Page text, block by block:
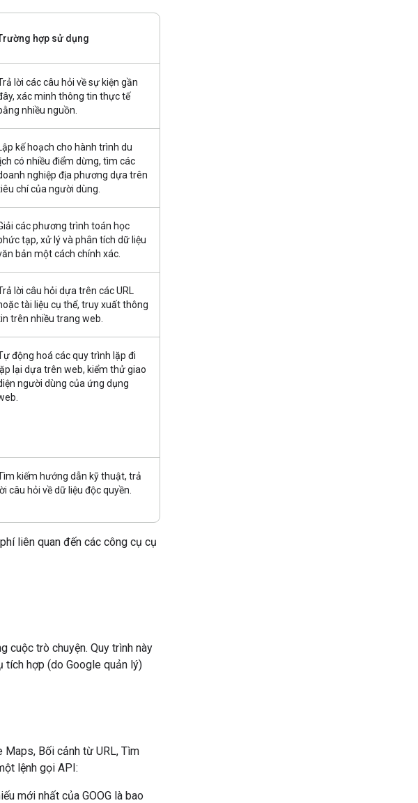
hợp sử dụng
lời các câu hỏi về sự kiện gần
xác minh thông tin thực tế
nhiều nguồn.
kế hoạch cho hành trình du
lịch có nhiều điểm dừng, tìm các
nghiệp địa phương dựa trên
chí của người dùng.
các phương trình toán học
tạp, xử lý và phân tích dữ liệu
bản một cách chính xác.
lời câu hỏi dựa trên các URL
tài liệu cụ thể, truy xuất thông
trên nhiều trang web.
động hoá các quy trình lặp đi
lặp lại dựa trên web, kiểm thử giao
người dùng của ứng dụng
kiếm hướng dẫn kỹ thuật, trả
lời câu hỏi về dữ liệu độc quyền.
liên quan đến các công cụ cụ
cuộc trò chuyện. Quy trình này
tích hợp (do Google quản lý)
Bối cảnh từ URL, Tìm
lệnh gọi API:
mới nhất của GOOG là bao